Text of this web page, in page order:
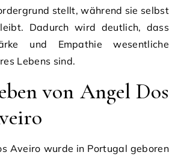
stellt, während sie selbst
Dadurch wird deutlich, dass
und Empathie wesentliche
Lebens sind.
von Angel Dos
Aveiro wurde in Portugal geboren